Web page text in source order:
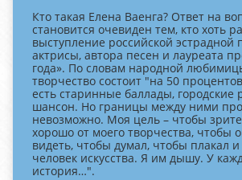
Кто такая Елена Ваенга? Ответ на
становится очевиден тем, кто хоть
выступление российской эстрадной
актрисы, автора песен и лауреата
года». По словам народной
творчество состоит "на 50
есть старинные баллады, городские
шансон. Но границы между ними
невозможно. Моя цель – чтобы
хорошо от моего творчества, чтобы
видеть, чтобы думал, чтобы плакал
человек искусства. Я им дышу. У
история…".